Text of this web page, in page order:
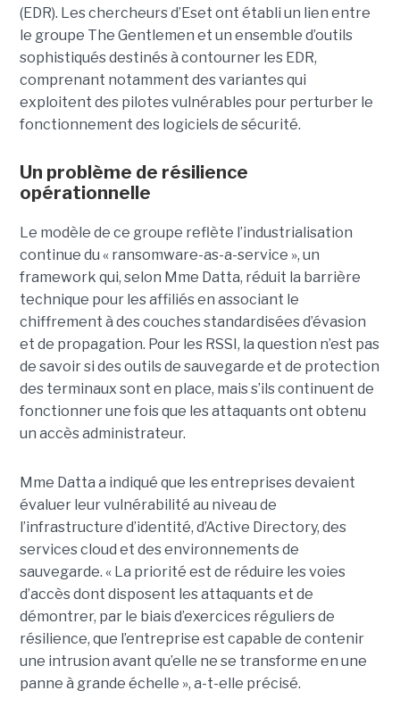
(EDR). Les chercheurs d’Eset ont établi un lien entre
le groupe The Gentlemen et un ensemble d’outils
sophistiqués destinés à contourner les EDR,
comprenant notamment des variantes qui
exploitent des pilotes vulnérables pour perturber le
fonctionnement des logiciels de sécurité.
Un problème de résilience
opérationnelle
Le modèle de ce groupe reflète l’industrialisation
continue du « ransomware-as-a-service », un
framework qui, selon Mme Datta, réduit la barrière
technique pour les affiliés en associant le
chiffrement à des couches standardisées d’évasion
et de propagation. Pour les RSSI, la question n’est pas
de savoir si des outils de sauvegarde et de protection
des terminaux sont en place, mais s’ils continuent de
fonctionner une fois que les attaquants ont obtenu
un accès administrateur.
Mme Datta a indiqué que les entreprises devaient
évaluer leur vulnérabilité au niveau de
l’infrastructure d’identité, d’Active Directory, des
services cloud et des environnements de
sauvegarde. « La priorité est de réduire les voies
d’accès dont disposent les attaquants et de
démontrer, par le biais d’exercices réguliers de
résilience, que l’entreprise est capable de contenir
une intrusion avant qu’elle ne se transforme en une
panne à grande échelle », a-t-elle précisé.